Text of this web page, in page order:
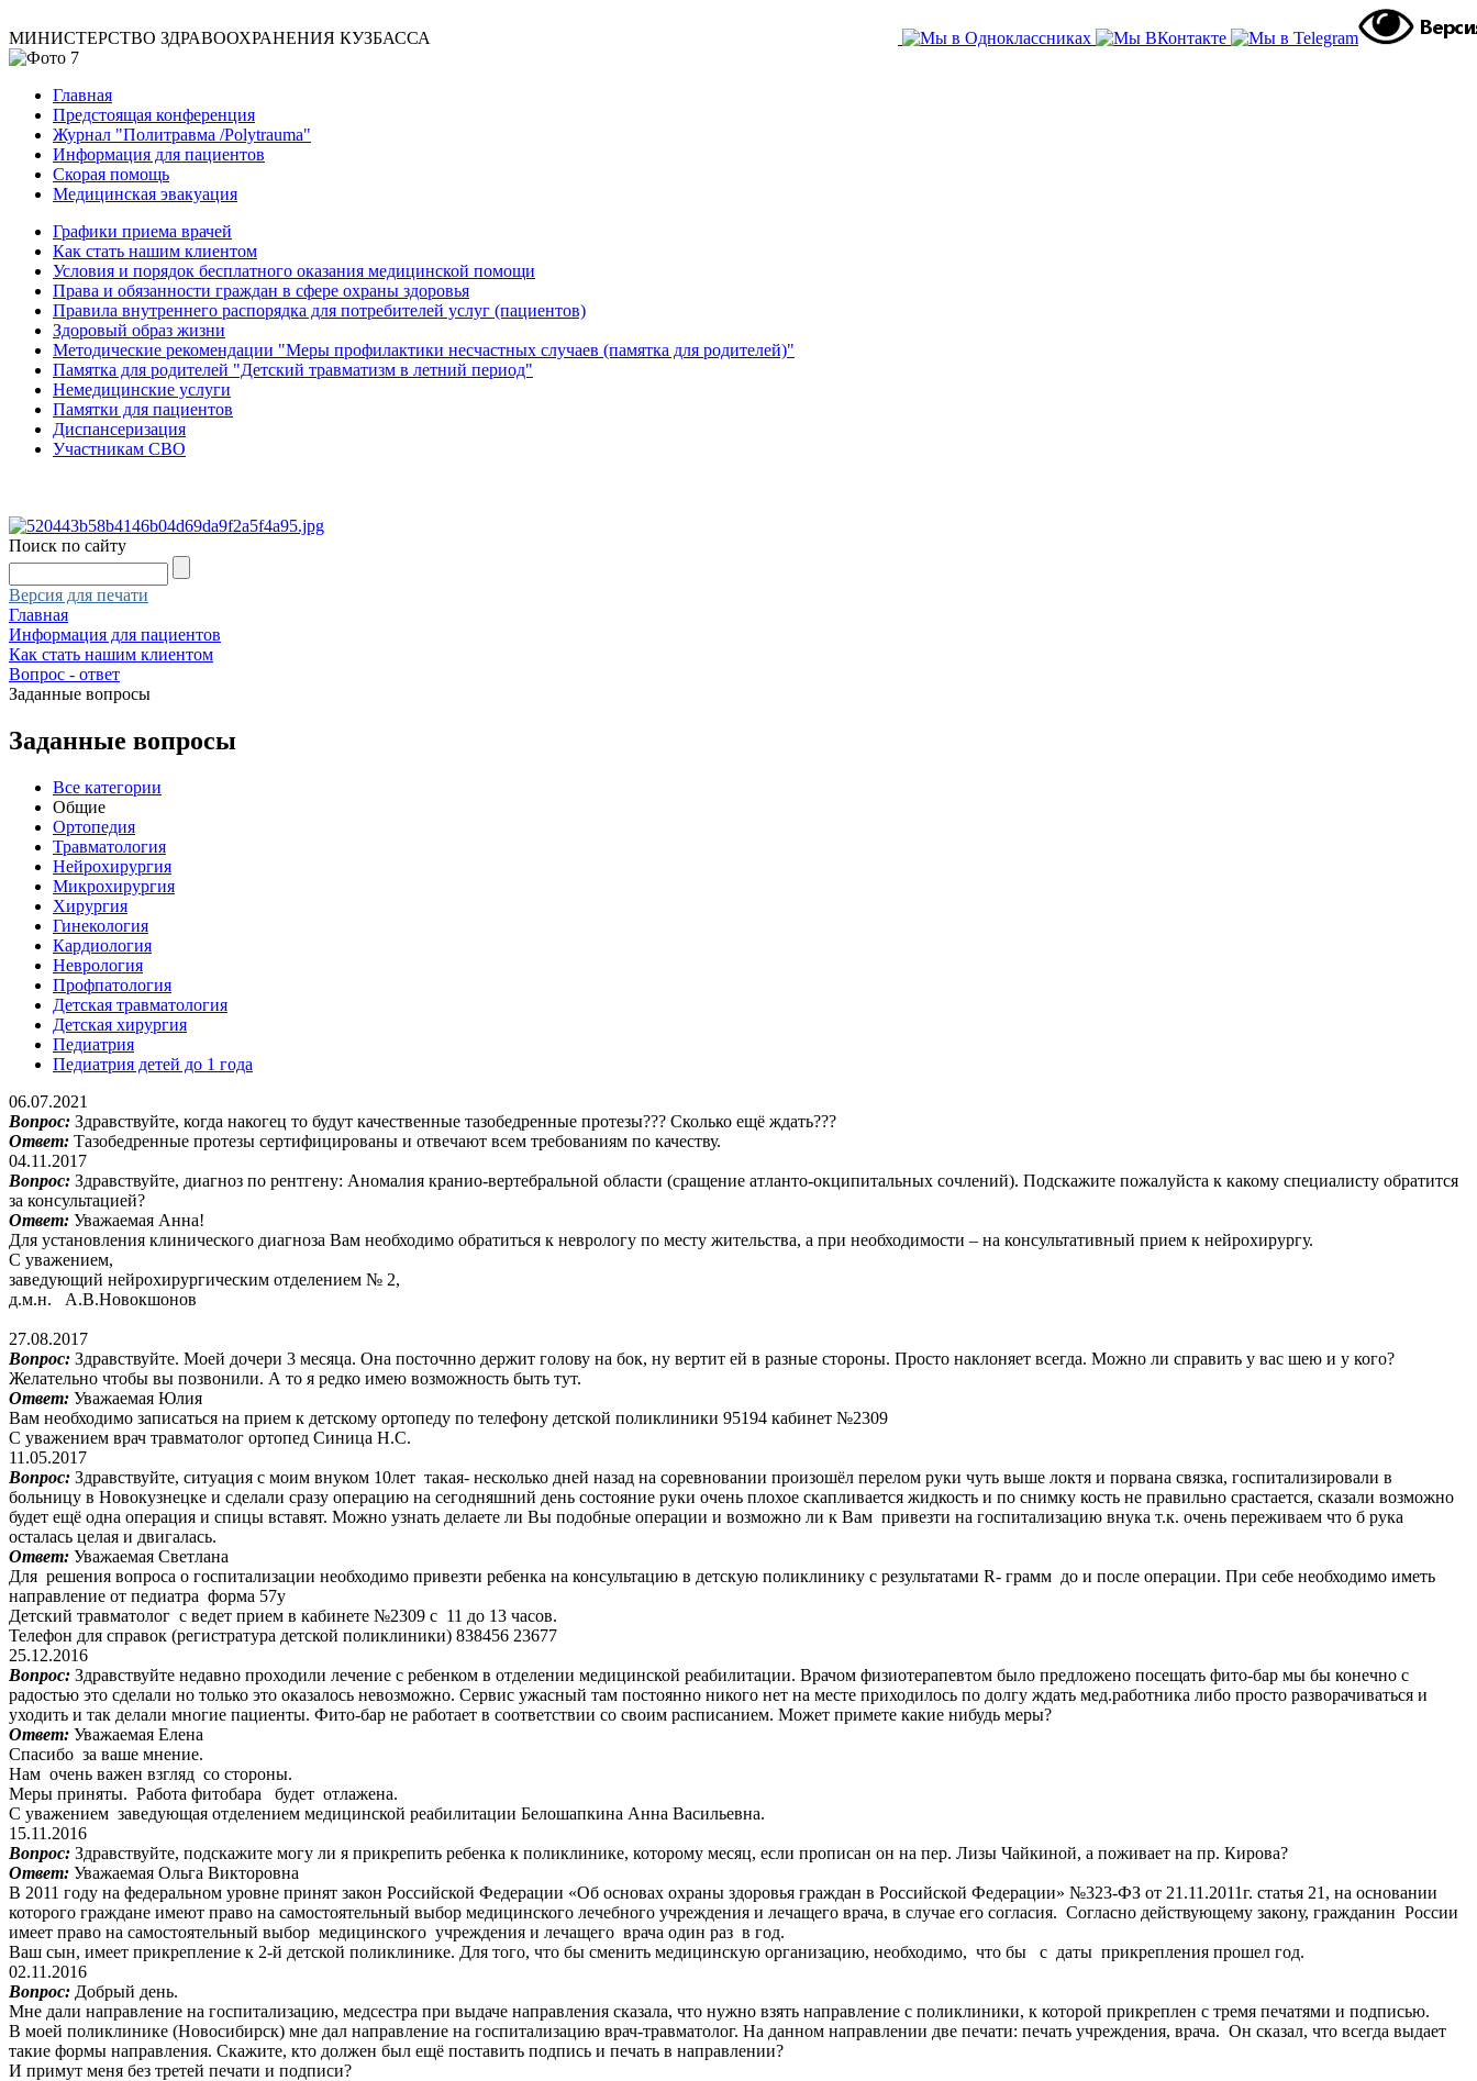
МИНИСТЕРСТВО ЗДРАВООХРАНЕНИЯ КУЗБАССА
Главная
Предстоящая конференция
Журнал "Политравма /Polytrauma"
Информация для пациентов
Скорая помощь
Медицинская эвакуация
Графики приема врачей
Как стать нашим клиентом
Условия и порядок бесплатного оказания медицинской помощи
Права и обязанности граждан в сфере охраны здоровья
Правила внутреннего распорядка для потребителей услуг (пациентов)
Здоровый образ жизни
Методические рекомендации "Меры профилактики несчастных случаев (памятка для родителей)"
Памятка для родителей "Детский травматизм в летний период"
Немедицинские услуги
Памятки для пациентов
Диспансеризация
Участникам СВО
Поиск по сайту
Версия для печати
Главная
Информация для пациентов
Как стать нашим клиентом
Вопрос - ответ
Заданные вопросы
Заданные вопросы
Все категории
Общие
Ортопедия
Травматология
Нейрохирургия
Микрохирургия
Хирургия
Гинекология
Кардиология
Неврология
Профпатология
Детская травматология
Детская хирургия
Педиатрия
Педиатрия детей до 1 года
06.07.2021
Вопрос: Здравствуйте, когда накогец то будут качественные тазобедренные протезы??? Сколько ещё ждать???
Ответ: Тазобедренные протезы сертифицированы и отвечают всем требованиям по качеству.
04.11.2017
Вопрос: Здравствуйте, диагноз по рентгену: Аномалия кранио-вертебральной области (сращение атланто-окципитальных сочлений). Подскажите пожалуйста к какому специалисту обратится
за консультацией?
Ответ: Уважаемая Анна!
Для установления клинического диагноза Вам необходимо обратиться к неврологу по месту жительства, а при необходимости – на консультативный прием к нейрохирургу.
С уважением,
заведующий нейрохирургическим отделением № 2,
д.м.н. А.В.Новокшонов
27.08.2017
Вопрос: Здравствуйте. Моей дочери 3 месяца. Она посточнно держит голову на бок, ну вертит ей в разные стороны. Просто наклоняет всегда. Можно ли справить у вас шею и у кого?
Желательно чтобы вы позвонили. А то я редко имею возможность быть тут.
Ответ: Уважаемая Юлия
Вам необходимо записаться на прием к детскому ортопеду по телефону детской поликлиники 95194 кабинет №2309
С уважением врач травматолог ортопед Синица Н.С.
11.05.2017
Вопрос: Здравствуйте, ситуация с моим внуком 10лет такая- несколько дней назад на соревновании произошёл перелом руки чуть выше локтя и порвана связка, госпитализировали в
больницу в Новокузнецке и сделали сразу операцию на сегодняшний день состояние руки очень плохое скапливается жидкость и по снимку кость не правильно срастается, сказали возможно
будет ещё одна операция и спицы вставят. Можно узнать делаете ли Вы подобные операции и возможно ли к Вам привезти на госпитализацию внука т.к. очень переживаем что б рука
осталась целая и двигалась.
Ответ: Уважаемая Светлана
Для решения вопроса о госпитализации необходимо привезти ребенка на консультацию в детскую поликлинику с результатами R- грамм до и после операции. При себе необходимо иметь
направление от педиатра форма 57у
Детский травматолог с ведет прием в кабинете №2309 с 11 до 13 часов.
Телефон для справок (регистратура детской поликлиники) 838456 23677
25.12.2016
Вопрос: Здравствуйте недавно проходили лечение с ребенком в отделении медицинской реабилитации. Врачом физиотерапевтом было предложено посещать фито-бар мы бы конечно с
радостью это сделали но только это оказалось невозможно. Сервис ужасный там постоянно никого нет на месте приходилось по долгу ждать мед.работника либо просто разворачиваться и
уходить и так делали многие пациенты. Фито-бар не работает в соответствии со своим расписанием. Может примете какие нибудь меры?
Ответ: Уважаемая Елена
Спасибо за ваше мнение.
Нам очень важен взгляд со стороны.
Меры приняты. Работа фитобара будет отлажена.
С уважением заведующая отделением медицинской реабилитации Белошапкина Анна Васильевна.
15.11.2016
Вопрос: Здравствуйте, подскажите могу ли я прикрепить ребенка к поликлинике, которому месяц, если прописан он на пер. Лизы Чайкиной, а поживает на пр. Кирова?
Ответ: Уважаемая Ольга Викторовна
В 2011 году на федеральном уровне принят закон Российской Федерации «Об основах охраны здоровья граждан в Российской Федерации» №323-ФЗ от 21.11.2011г. статья 21, на основании
которого граждане имеют право на самостоятельный выбор медицинского лечебного учреждения и лечащего врача, в случае его согласия. Согласно действующему закону, гражданин России
имеет право на самостоятельный выбор медицинского учреждения и лечащего врача один раз в год.
Ваш сын, имеет прикрепление к 2-й детской поликлинике. Для того, что бы сменить медицинскую организацию, необходимо, что бы с даты прикрепления прошел год.
02.11.2016
Вопрос: Добрый день.
Мне дали направление на госпитализацию, медсестра при выдаче направления сказала, что нужно взять направление с поликлиники, к которой прикреплен с тремя печатями и подписью.
В моей поликлинике (Новосибирск) мне дал направление на госпитализацию врач-травматолог. На данном направлении две печати: печать учреждения, врача. Он сказал, что всегда выдает
такие формы направления. Скажите, кто должен был ещё поставить подпись и печать в направлении?
И примут меня без третей печати и подписи?